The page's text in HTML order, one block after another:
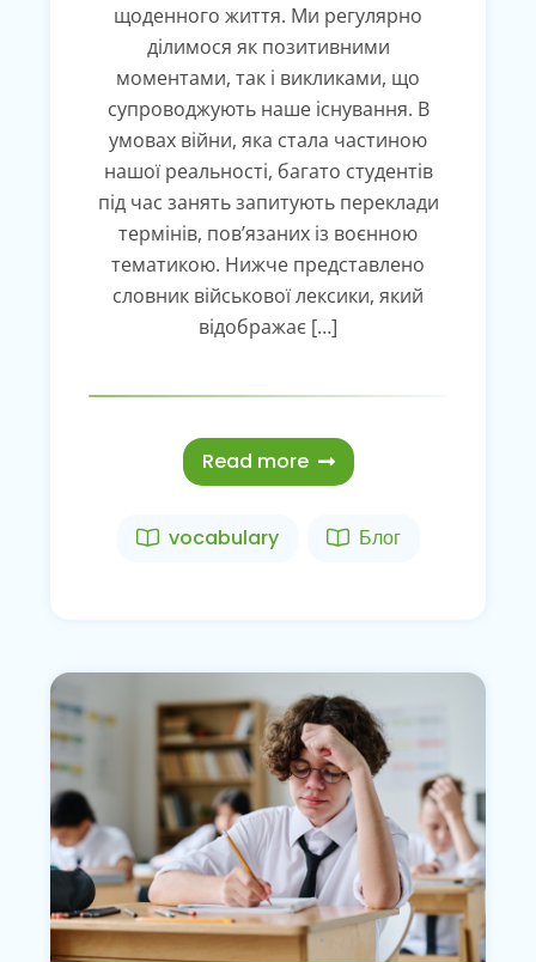
щоденного життя. Ми регулярно
ділимося як позитивними
моментами, так і викликами, що
супроводжують наше існування. В
умовах війни, яка стала частиною
нашої реальності, багато студентів
під час занять запитують переклади
термінів, пов’язаних із воєнною
тематикою. Нижче представлено
словник військової лексики, який
відображає […]
Read more
vocabulary Блог